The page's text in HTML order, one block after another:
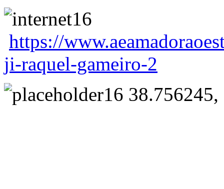
https://
ji-raquel-gameiro-2